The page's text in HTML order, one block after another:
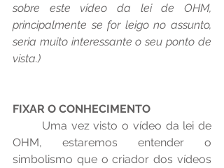
sobre este vídeo da lei de OHM,
principalmente se for leigo no assunto,
seria muito interessante o seu ponto de
vista.)
FIXAR O CONHECIMENTO
OHM, estaremos entender o
simbolismo que o criador dos vídeos